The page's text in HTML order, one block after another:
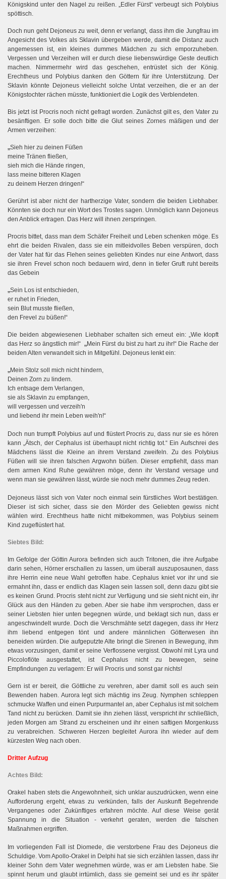
Königskind unter den Nagel zu reißen. „Edler Fürst“ verbeugt sich Polybius
spöttisch.
Doch nun geht Dejoneus zu weit, denn er verlangt, dass ihm die Jungfrau im
Angesicht des Volkes als Sklavin übergeben werde, damit die Distanz auch
angemessen ist, ein kleines dummes Mädchen zu sich emporzuheben.
Vergessen und Verzeihen will er durch diese liebenswürdige Geste deutlich
machen. Nimmermehr wird das geschehen, entrüstet sich der König.
Erechtheus und Polybius danken den Göttern für ihre Unterstützung. Der
Sklavin könnte Dejoneus vielleicht solche Untat verzeihen, die er an der
Königstochter rächen müsste, funktioniert die Logik des Verblendeten.
Bis jetzt ist Procris noch nicht gefragt worden. Zunächst gilt es, den Vater zu
besänftigen. Er solle doch bitte die Glut seines Zornes mäßigen und der
Armen verzeihen:
„Sieh hier zu deinen Füßen
meine Tränen fließen,
sieh mich die Hände ringen,
lass meine bitteren Klagen
zu deinem Herzen dringen!“
Gerührt ist aber nicht der hartherzige Vater, sondern die beiden Liebhaber.
Könnten sie doch nur ein Wort des Trostes sagen. Unmöglich kann Dejoneus
den Anblick ertragen. Das Herz will ihnen zerspringen.
Procris bittet, dass man dem Schäfer Freiheit und Leben schenken möge. Es
ehrt die beiden Rivalen, dass sie ein mitleidvolles Beben verspüren, doch
der Vater hat für das Flehen seines geliebten Kindes nur eine Antwort, dass
sie ihren Frevel schon noch bedauern wird, denn in tiefer Gruft ruht bereits
das Gebein
„Sein Los ist entschieden,
er ruhet in Frieden,
sein Blut musste fließen,
den Frevel zu büßen!“
Die beiden abgewiesenen Liebhaber schalten sich erneut ein: „Wie klopft
das Herz so ängstlich mir!“ „Mein Fürst du bist zu hart zu ihr!“ Die Rache der
beiden Alten verwandelt sich in Mitgefühl. Dejoneus lenkt ein:
„Mein Stolz soll mich nicht hindern,
Deinen Zorn zu lindern.
Ich entsage dem Verlangen,
sie als Sklavin zu empfangen,
will vergessen und verzeih'n
und liebend ihr mein Leben weih'n!“
Doch nun trumpft Polybius auf und flüstert Procris zu, dass nur sie es hören
kann „Ätsch, der Cephalus ist überhaupt nicht richtig tot.“ Ein Aufschrei des
Mädchens lässt die Kleine an ihrem Verstand zweifeln. Zu des Polybius
Füßen will sie ihren falschen Argwohn büßen. Dieser empfiehlt, dass man
dem armen Kind Ruhe gewähren möge, denn ihr Verstand versage und
wenn man sie gewähren lässt, würde sie noch mehr dummes Zeug reden.
Dejoneus lässt sich von Vater noch einmal sein fürstliches Wort bestätigen.
Dieser ist sich sicher, dass sie den Mörder des Geliebten gewiss nicht
wählen wird. Erechtheus hatte nicht mitbekommen, was Polybius seinem
Kind zugeflüstert hat.
Siebtes Bild:
Im Gefolge der Göttin Aurora befinden sich auch Tritonen, die ihre Aufgabe
darin sehen, Hörner erschallen zu lassen, um überall auszuposaunen, dass
ihre Herrin eine neue Wahl getroffen habe. Cephalus kniet vor ihr und sie
ermahnt ihn, dass er endlich das Klagen sein lassen soll, denn dazu gibt sie
es keinen Grund. Procris steht nicht zur Verfügung und sie sieht nicht ein, ihr
Glück aus den Händen zu geben. Aber sie habe ihm versprochen, dass er
seiner Liebsten hier unten begegnen würde, und beklagt sich nun, dass er
angeschwindelt wurde. Doch die Verschmähte setzt dagegen, dass ihr Herz
ihm liebend entgegen tönt und andere männlichen Götterwesen ihn
beneiden würden. Die aufgeputzte Alte bringt die Sirenen in Bewegung, ihm
etwas vorzusingen, damit er seine Verflossene vergisst. Obwohl mit Lyra und
Piccoloflöte ausgestattet, ist Cephalus nicht zu bewegen, seine
Empfindungen zu verlagern: Er will Procris und sonst gar nichts!
Gern ist er bereit, die Göttliche zu verehren, aber damit soll es auch sein
Bewenden haben. Aurora legt sich mächtig ins Zeug. Nymphen schleppen
schmucke Waffen und einen Purpurmantel an, aber Cephalus ist mit solchem
Tand nicht zu berücken. Damit sie ihn ziehen lässt, verspricht ihr schließlich,
jeden Morgen am Strand zu erscheinen und ihr einen saftigen Morgenkuss
zu verabreichen. Schweren Herzen begleitet Aurora ihn wieder auf dem
kürzesten Weg nach oben.
Dritter Aufzug
Achtes Bild:
Orakel haben stets die Angewohnheit, sich unklar auszudrücken, wenn eine
Aufforderung ergeht, etwas zu verkünden, falls der Auskunft Begehrende
Vergangenes oder Zukünftiges erfahren möchte. Auf diese Weise gerät
Spannung in die Situation - verkehrt geraten, werden die falschen
Maßnahmen ergriffen.
Im vorliegenden Fall ist Diomede, die verstorbene Frau des Dejoneus die
Schuldige. Vom Apollo-Orakel in Delphi hat sie sich erzählen lassen, dass ihr
kleiner Sohn dem Vater wegnehmen würde, was er am Liebsten habe. Sie
spinnt herum und glaubt irrtümlich, dass sie gemeint sei und es ihr später